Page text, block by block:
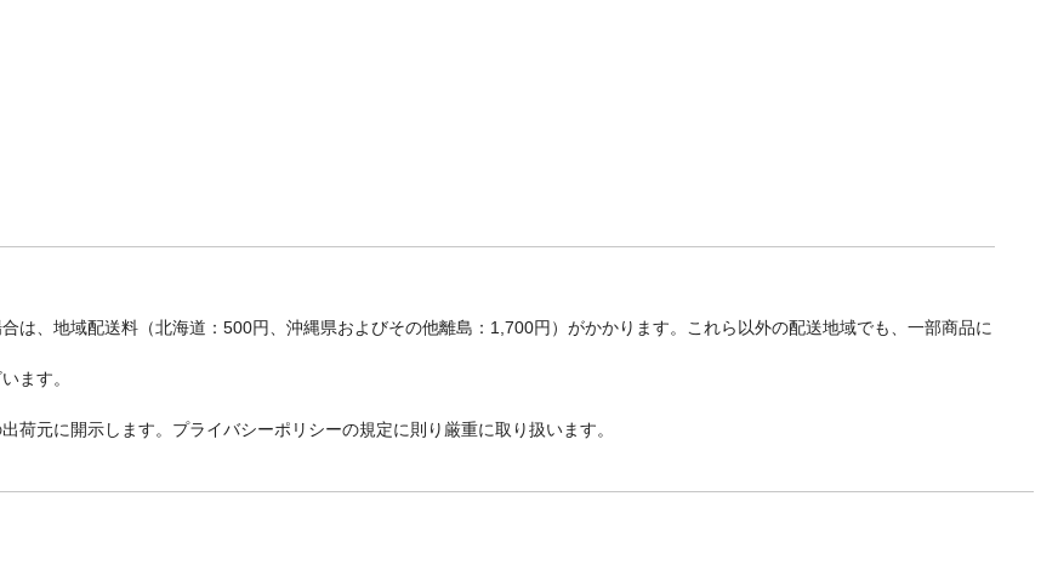
は、地域配送料（北海道：500円、沖縄県およびその他離島：1,700円）がかかります。これら以外の配送地域でも、一部商品に
ます。
荷元に開示します。プライバシーポリシーの規定に則り厳重に取り扱います。